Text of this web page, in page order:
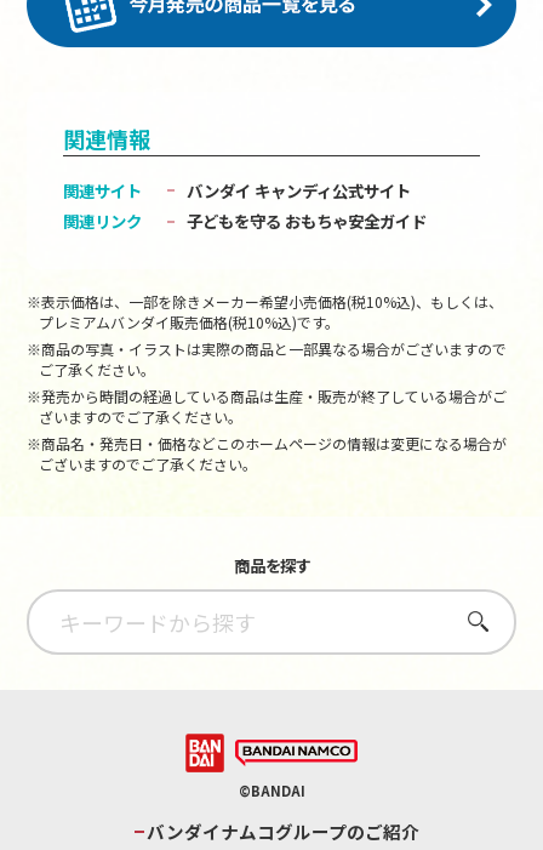
関連情報
関連サイト
バンダイ キャンディ公式サイト
関連リンク
子どもを守る おもちゃ安全ガイド
※表示価格は、一部を除きメーカー希望小売価格(税10%込)、もしくは、
プレミアムバンダイ販売価格(税10%込)です。
※商品の写真・イラストは実際の商品と一部異なる場合がございますので
ご了承ください。
※発売から時間の経過している商品は生産・販売が終了している場合がご
ざいますのでご了承ください。
※商品名・発売日・価格などこのホームページの情報は変更になる場合が
ございますのでご了承ください。
商品を探す
さがす
©BANDAI
バンダイナムコグループのご紹介